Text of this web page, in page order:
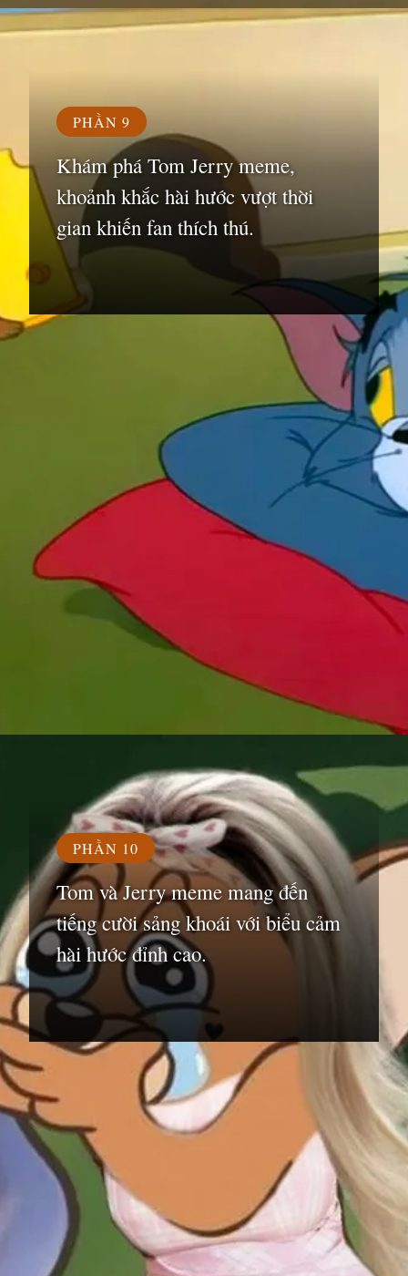
Đang mởhttps://susach.edu.vn/jerry-meme
PHẦN 9
Khám phá Tom Jerry meme,
khoảnh khắc hài hước vượt thời
gian khiến fan thích thú.
PHẦN 10
Tom và Jerry meme mang đến
tiếng cười sảng khoái với biểu cảm
hài hước đỉnh cao.